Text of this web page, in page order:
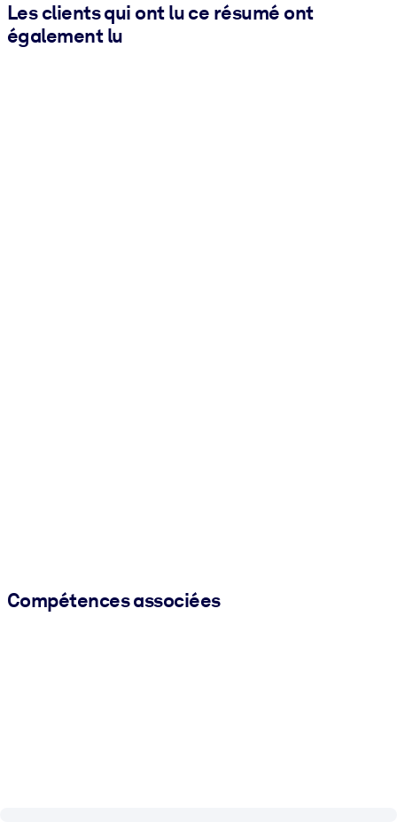
Les clients qui ont lu ce résumé ont
également lu
Compétences associées